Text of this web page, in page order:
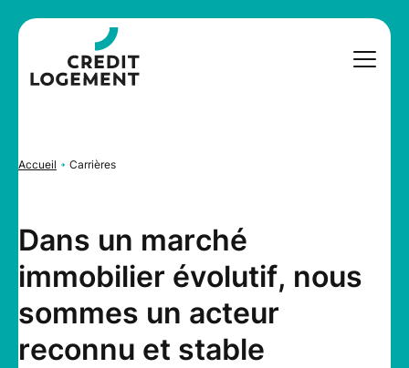
Accueil Carrières
Dans un marché
immobilier évolutif, nous
sommes un acteur
reconnu et stable